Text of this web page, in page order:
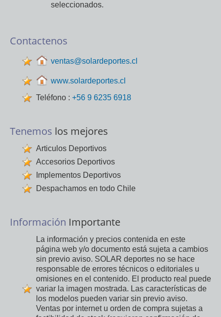
seleccionados.
Contactenos
ventas@solardeportes.cl
www.solardeportes.cl
Teléfono : +56 9 6235 6918
Tenemos los mejores
Articulos Deportivos
Accesorios Deportivos
Implementos Deportivos
Despachamos en todo Chile
Información Importante
La información y precios contenida en este
página web y/o documento está sujeta a cambios
sin previo aviso. SOLAR deportes no se hace
responsable de errores técnicos o editoriales u
omisiones en el contenido. El producto real puede
variar la imagen mostrada. Las características de
los modelos pueden variar sin previo aviso.
Ventas por internet u orden de compra sujetas a